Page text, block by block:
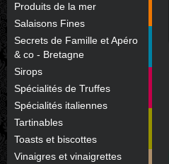
Produits de la mer
Salaisons Fines
Secrets de Famille et Apéro
& co - Bretagne
Sirops
Spécialités de Truffes
Spécialités italiennes
Tartinables
Toasts et biscottes
Vinaigres et vinaigrettes